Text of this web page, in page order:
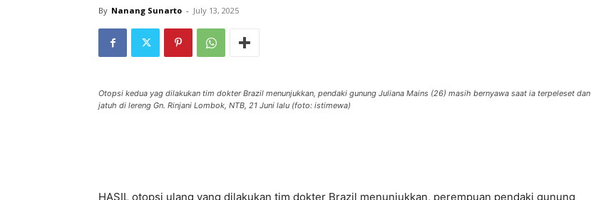
By Nanang Sunarto - July 13, 2025
Otopsi kedua yag dilakukan tim dokter Brazil menunjukkan, pendaki gunung Juliana Mains (26) masih bernyawa saat ia terpeleset dan
jatuh di lereng Gn. Rinjani Lombok, NTB, 21 Juni lalu (foto: istimewa)
HASIL otopsi ulang yang dilakukan tim dokter Brazil menunjukkan, perempuan pendaki gunung